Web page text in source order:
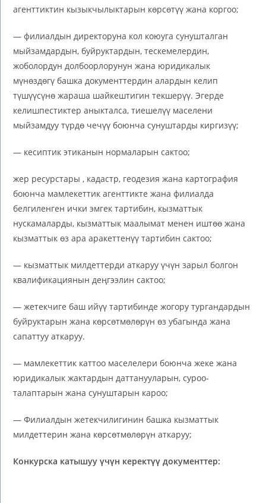
агенттиктин кызыкчылыктарын көрсөтүү жана коргоо;
— филиалдын директоруна кол коюуга сунушталган
мыйзамдардын, буйруктардын, тескемелердин,
жоболордун долбоорлорунун жана юридикалык
мүнөздөгү башка документтердин алардын келип
түшүүсүнө жараша шайкештигин текшерүү. Эгерде
келишпестиктер аныкталса, тиешелүү маселени
мыйзамдуу түрдө чечүү боюнча сунуштарды киргизүү;
— кесиптик этиканын нормаларын сактоо;
жер ресурстары , кадастр, геодезия жана картография
боюнча мамлекеттик агенттикте жана филиалда
белгиленген ички эмгек тартибин, кызматтык
нускамаларды, кызматтык маалымат менен иштөө жана
кызматтык өз ара аракеттенүү тартибин сактоо;
— кызматтык милдеттерди аткаруу үчүн зарыл болгон
квалификациянын деңгээлин сактоо;
— жетекчиге баш ийүү тартибинде жогору тургандардын
буйруктарын жана көрсөтмөлөрүн өз убагында жана
сапаттуу аткаруу.
— мамлекеттик каттоо маселелери боюнча жеке жана
юридикалык жактардын даттанууларын, суроо-
талаптарын жана сунуштарын кароо;
— Филиалдын жетекчилигинин башка кызматтык
милдеттерин жана көрсөтмөлөрүн аткаруу;
Конкурска катышуу үчүн керектүү документтер: